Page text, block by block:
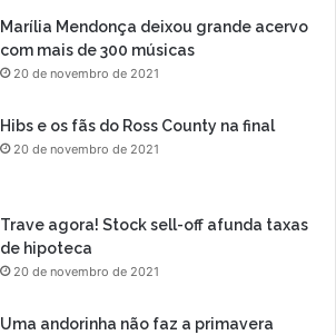
Marília Mendonça deixou grande acervo
com mais de 300 músicas
20 de novembro de 2021
Hibs e os fãs do Ross County na final
20 de novembro de 2021
Trave agora! Stock sell-off afunda taxas
de hipoteca
20 de novembro de 2021
Uma andorinha não faz a primavera